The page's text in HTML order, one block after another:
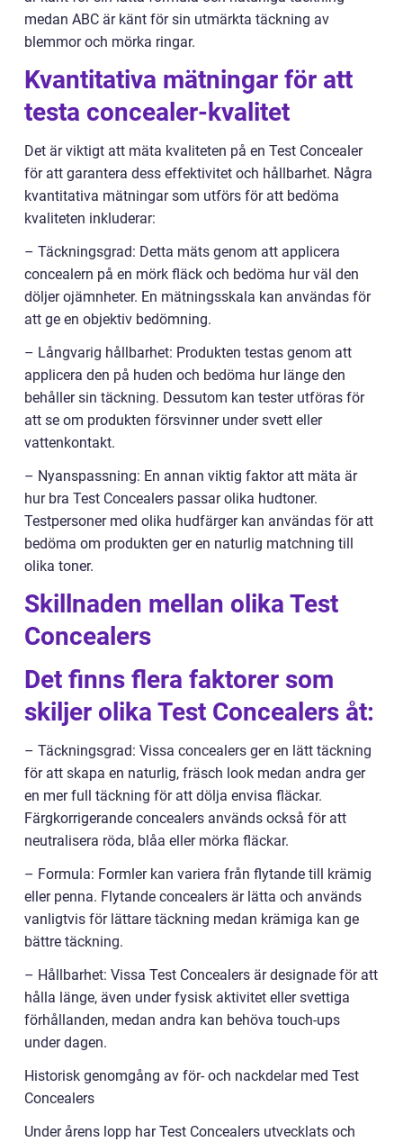
medan ABC är känt för sin utmärkta täckning av
blemmor och mörka ringar.
Kvantitativa mätningar för att
testa concealer-kvalitet
Det är viktigt att mäta kvaliteten på en Test Concealer
för att garantera dess effektivitet och hållbarhet. Några
kvantitativa mätningar som utförs för att bedöma
kvaliteten inkluderar:
– Täckningsgrad: Detta mäts genom att applicera
concealern på en mörk fläck och bedöma hur väl den
döljer ojämnheter. En mätningsskala kan användas för
att ge en objektiv bedömning.
– Långvarig hållbarhet: Produkten testas genom att
applicera den på huden och bedöma hur länge den
behåller sin täckning. Dessutom kan tester utföras för
att se om produkten försvinner under svett eller
vattenkontakt.
– Nyanspassning: En annan viktig faktor att mäta är
hur bra Test Concealers passar olika hudtoner.
Testpersoner med olika hudfärger kan användas för att
bedöma om produkten ger en naturlig matchning till
olika toner.
Skillnaden mellan olika Test
Concealers
Det finns flera faktorer som
skiljer olika Test Concealers åt:
– Täckningsgrad: Vissa concealers ger en lätt täckning
för att skapa en naturlig, fräsch look medan andra ger
en mer full täckning för att dölja envisa fläckar.
Färgkorrigerande concealers används också för att
neutralisera röda, blåa eller mörka fläckar.
– Formula: Formler kan variera från flytande till krämig
eller penna. Flytande concealers är lätta och används
vanligtvis för lättare täckning medan krämiga kan ge
bättre täckning.
– Hållbarhet: Vissa Test Concealers är designade för att
hålla länge, även under fysisk aktivitet eller svettiga
förhållanden, medan andra kan behöva touch-ups
under dagen.
Historisk genomgång av för- och nackdelar med Test
Concealers
Under årens lopp har Test Concealers utvecklats och